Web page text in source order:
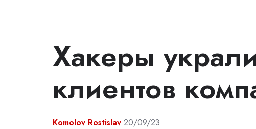
Хакеры
клиентов
Komolov Rostislav 20/09/23